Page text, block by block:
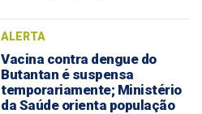
ALERTA
Vacina contra dengue do
Butantan é suspensa
temporariamente; Ministério
da Saúde orienta população